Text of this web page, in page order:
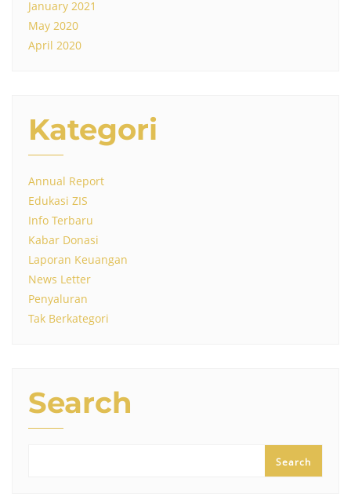
January 2021
May 2020
April 2020
Kategori
Annual Report
Edukasi ZIS
Info Terbaru
Kabar Donasi
Laporan Keuangan
News Letter
Penyaluran
Tak Berkategori
Search
Search